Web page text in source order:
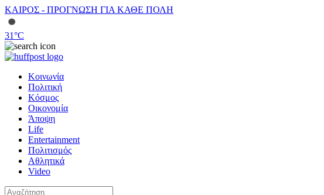
ΚΑΙΡΟΣ - ΠΡΟΓΝΩΣΗ ΓΙΑ ΚΑΘΕ ΠΟΛΗ
31°C
Κοινωνία
Πολιτική
Κόσμος
Οικονομία
Άποψη
Life
Entertainment
Πολιτισμός
Αθλητικά
Video